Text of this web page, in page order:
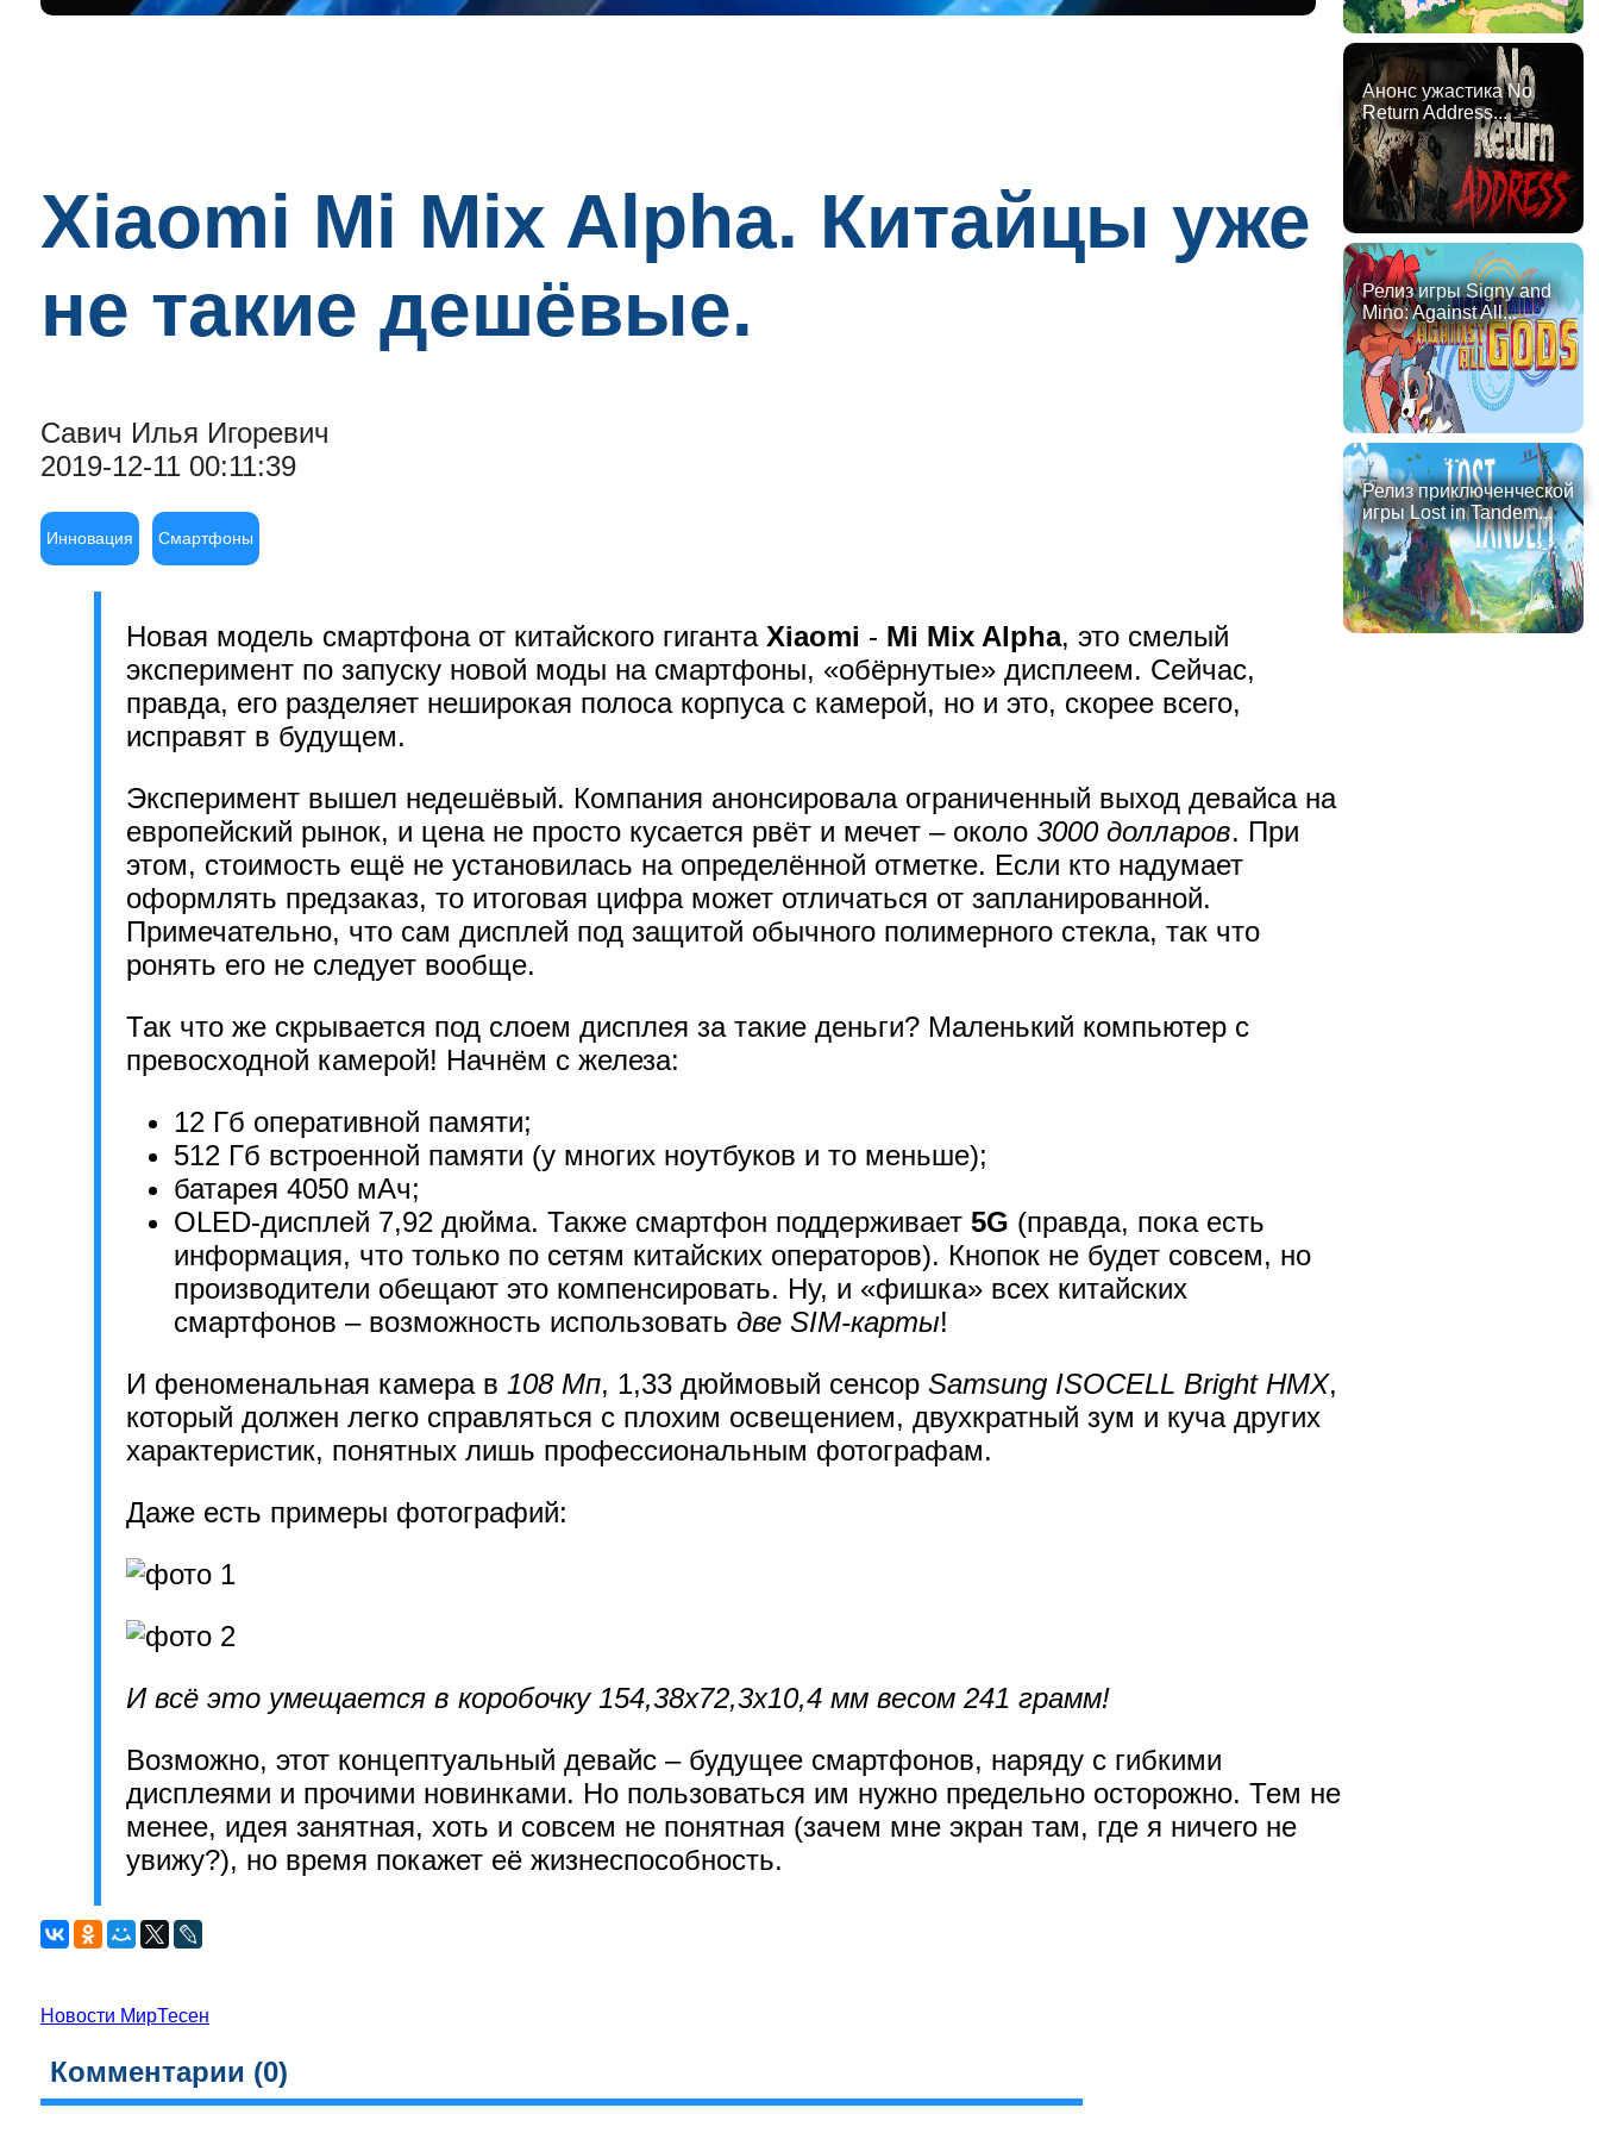
Xiaomi Mi Mix Alpha. Китайцы уже
не такие дешёвые.
Савич Илья Игоревич
2019-12-11 00:11:39
Инновация Смартфоны
Новая модель смартфона от китайского гиганта Xiaomi - Mi Mix Alpha, это смелый
эксперимент по запуску новой моды на смартфоны, «обёрнутые» дисплеем. Сейчас,
правда, его разделяет неширокая полоса корпуса с камерой, но и это, скорее всего,
исправят в будущем.
Эксперимент вышел недешёвый. Компания анонсировала ограниченный выход девайса на
европейский рынок, и цена не просто кусается рвёт и мечет – около 3000 долларов. При
этом, стоимость ещё не установилась на определённой отметке. Если кто надумает
оформлять предзаказ, то итоговая цифра может отличаться от запланированной.
Примечательно, что сам дисплей под защитой обычного полимерного стекла, так что
ронять его не следует вообще.
Так что же скрывается под слоем дисплея за такие деньги? Маленький компьютер с
превосходной камерой! Начнём с железа:
12 Гб оперативной памяти;
512 Гб встроенной памяти (у многих ноутбуков и то меньше);
батарея 4050 мАч;
OLED-дисплей 7,92 дюйма. Также смартфон поддерживает 5G (правда, пока есть
информация, что только по сетям китайских операторов). Кнопок не будет совсем, но
производители обещают это компенсировать. Ну, и «фишка» всех китайских
смартфонов – возможность использовать две SIM-карты!
И феноменальная камера в 108 Мп, 1,33 дюймовый сенсор Samsung ISOCELL Bright HMX,
который должен легко справляться с плохим освещением, двухкратный зум и куча других
характеристик, понятных лишь профессиональным фотографам.
Даже есть примеры фотографий:
И всё это умещается в коробочку 154,38х72,3х10,4 мм весом 241 грамм!
Возможно, этот концептуальный девайс – будущее смартфонов, наряду с гибкими
дисплеями и прочими новинками. Но пользоваться им нужно предельно осторожно. Тем не
менее, идея занятная, хоть и совсем не понятная (зачем мне экран там, где я ничего не
увижу?), но время покажет её жизнеспособность.
Новости МирТесен
Комментарии (0)
Анонс ужастика No
Return Address...
Релиз игры Signy and
Mino: Against All...
Релиз приключенческой
игры Lost in Tandem...